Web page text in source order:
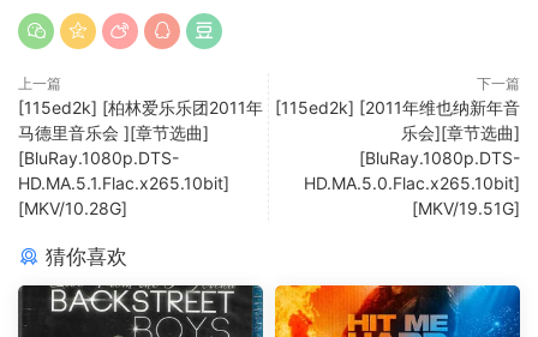
上一篇
[115ed2k] [柏林爱乐乐团2011年
马德里音乐会 ][章节选曲]
[BluRay.1080p.DTS-
HD.MA.5.1.Flac.x265.10bit]
[MKV/10.28G]
下一篇
[115ed2k] [2011年维也纳新年音
乐会][章节选曲]
[BluRay.1080p.DTS-
HD.MA.5.0.Flac.x265.10bit]
[MKV/19.51G]
猜你喜欢